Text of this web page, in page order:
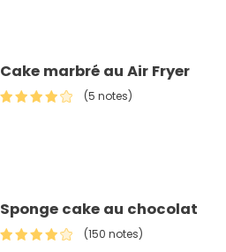
Cake marbré au Air Fryer
(5 notes)
Sponge cake au chocolat
(150 notes)